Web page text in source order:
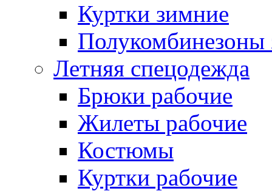
Куртки зимние
Полукомбинезоны
Летняя спецодежда
Брюки рабочие
Жилеты рабочие
Костюмы
Куртки рабочие